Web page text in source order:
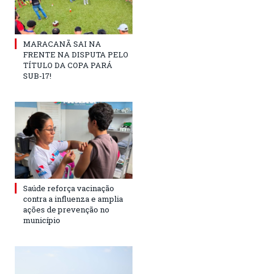
MARACANÃ SAI NA
FRENTE NA DISPUTA PELO
TÍTULO DA COPA PARÁ
SUB-17!
Saúde reforça vacinação
contra a influenza e amplia
ações de prevenção no
município